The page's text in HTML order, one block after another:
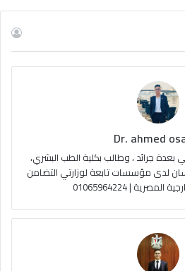
ت
ا
م
ص
ا
ل
م
و
R
Dr. ahmed
جرائد ، وطالب بكلية الطب البشري،
لدى مؤسسات تابعة لوزارتي التضامن
| 01065964224